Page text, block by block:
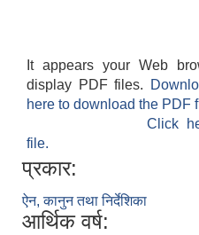
It appears your Web
display PDF files.
here to download the PDF
Click
file.
प्रकार:
ऐन, कानुन तथा निर्देशिका
आर्थिक वर्ष: